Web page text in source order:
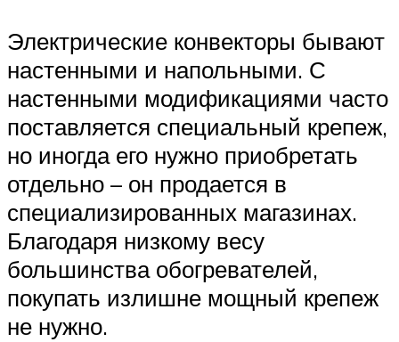
Электрические конвекторы бывают
настенными и напольными. С
настенными модификациями часто
поставляется специальный крепеж,
но иногда его нужно приобретать
отдельно – он продается в
специализированных магазинах.
Благодаря низкому весу
большинства обогревателей,
покупать излишне мощный крепеж
не нужно.